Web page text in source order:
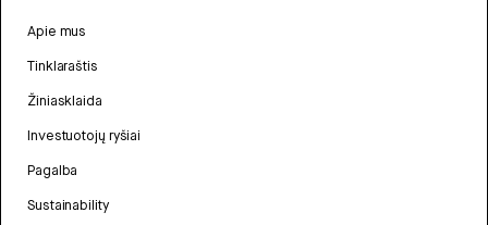
Apie mus
Tinklaraštis
Žiniasklaida
Investuotojų ryšiai
Pagalba
Sustainability